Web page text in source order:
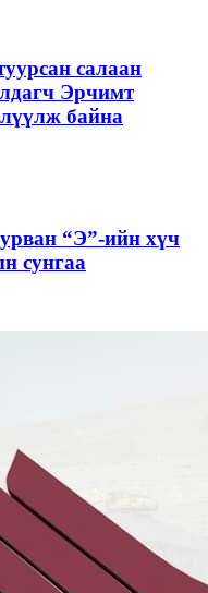
салаан
Эрчимт
байна
“Э”-ийн хүч
сунгаа